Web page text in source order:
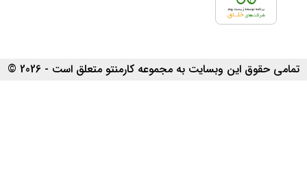
تمامی حقوق این وبسایت به مجموعه کارمنتو متعلق است - 2026 ©